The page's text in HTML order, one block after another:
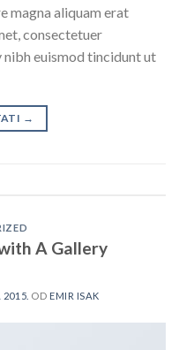
magna aliquam erat
consectetuer
nibh euismod tincidunt ut
→
A Gallery
OD EMIR ISAK